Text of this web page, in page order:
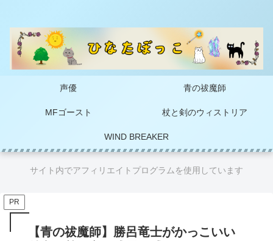
声優 青の祓魔師
MFゴースト 杖と剣のウィストリア
WIND BREAKER
サイト内でアフィリエイトプログラムを使用しています
PR
【青の祓魔師】勝呂竜士がかっこいい